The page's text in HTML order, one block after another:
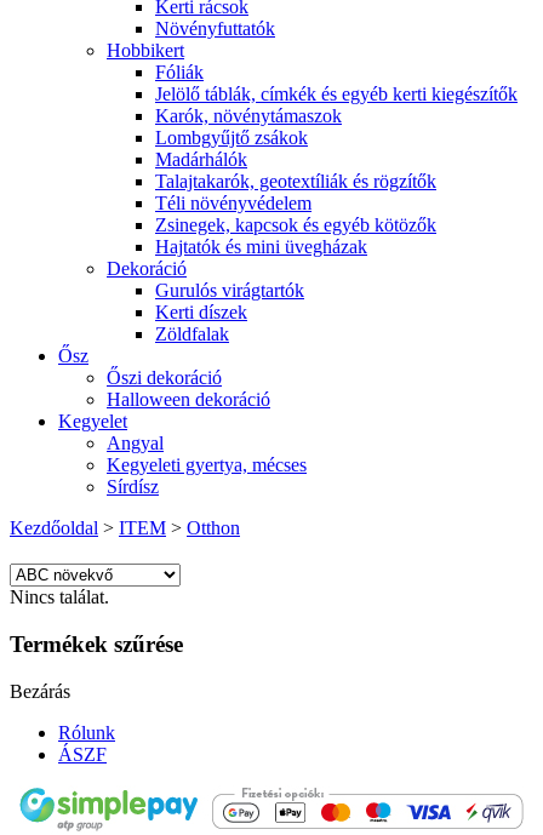
Kerti rácsok
Növényfuttatók
Hobbikert
Fóliák
Jelölő táblák, címkék és egyéb kerti kiegészítők
Karók, növénytámaszok
Lombgyűjtő zsákok
Madárhálók
Talajtakarók, geotextíliák és rögzítők
Téli növényvédelem
Zsinegek, kapcsok és egyéb kötözők
Hajtatók és mini üvegházak
Dekoráció
Gurulós virágtartók
Kerti díszek
Zöldfalak
Ősz
Őszi dekoráció
Halloween dekoráció
Kegyelet
Angyal
Kegyeleti gyertya, mécses
Sírdísz
Kezdőoldal > ITEM > Otthon
Nincs találat.
Termékek szűrése
Bezárás
Rólunk
ÁSZF